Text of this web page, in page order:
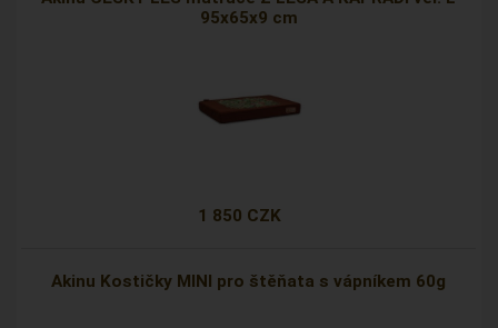
95x65x9 cm
1 850 CZK
Akinu Kostičky MINI pro štěňata s vápníkem 60g